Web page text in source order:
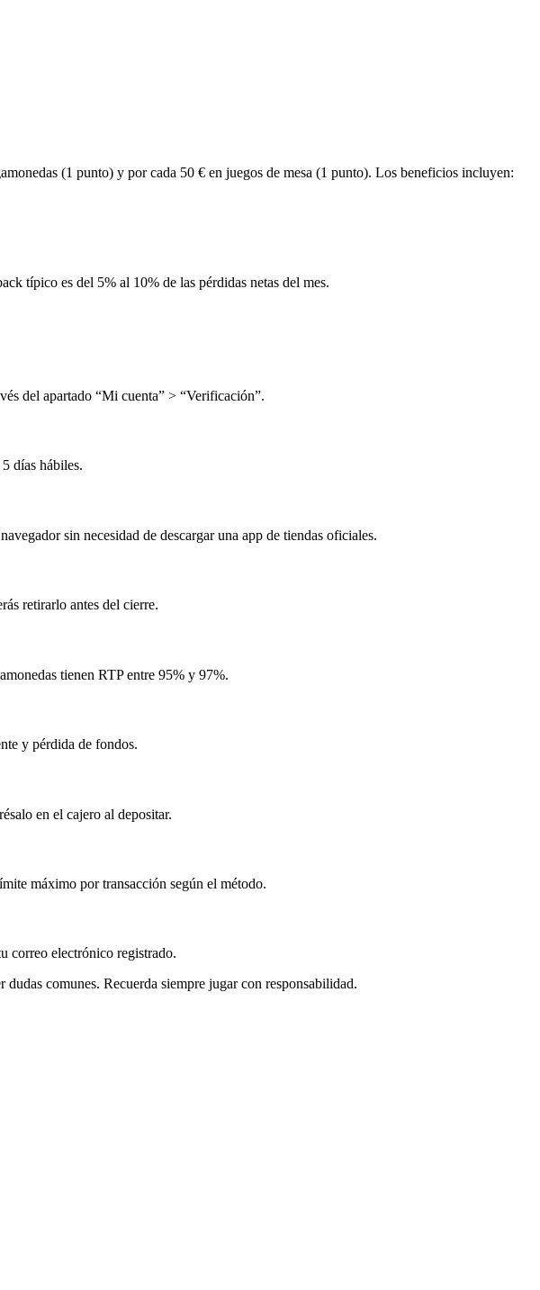
(1 punto) y por cada 50 € en juegos de mesa (1 punto). Los beneficios incluyen:
típico es del 5% al 10% de las pérdidas netas del mes.
del apartado “Mi cuenta” > “Verificación”.
días hábiles.
sin necesidad de descargar una app de tiendas oficiales.
retirarlo antes del cierre.
tienen RTP entre 95% y 97%.
y pérdida de fondos.
en el cajero al depositar.
máximo por transacción según el método.
correo electrónico registrado.
comunes. Recuerda siempre jugar con responsabilidad.